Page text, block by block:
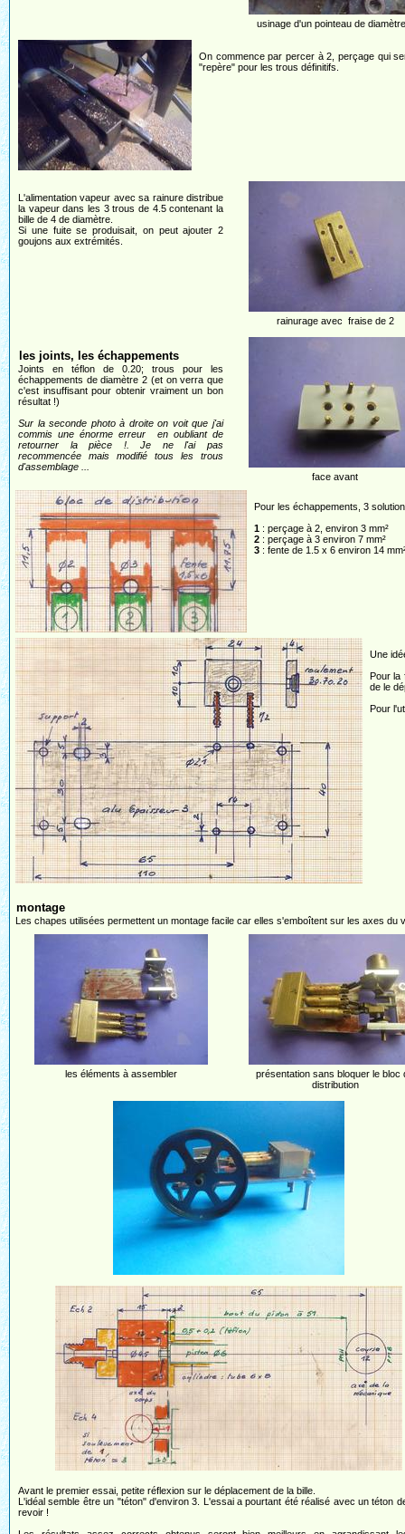
usinage d'un pointeau de
On commence par percer à 2, perçage qui
"repère" pour les trous définitifs.
L'alimentation vapeur avec sa rainure distribue
la vapeur dans les 3 trous de 4.5 contenant la
bille de 4 de diamètre.
Si une fuite se produisait, on peut ajouter 2
goujons aux extrémités.
rainurage avec fraise de 2
les joints, les échappements
Joints en téflon de 0.20; trous pour les
échappements de diamètre 2 (et on verra que
c'est insuffisant pour obtenir vraiment un bon
résultat !)
Sur la seconde photo à droite on voit que j'ai
commis une énorme erreur en oubliant de
retourner la pièce !. Je ne l'ai pas
recommencée mais modifié tous les trous
d'assemblage ...
face avant
Pour les échappements, 3
1 : perçage à 2, environ 3 mm²
2 : perçage à 3 environ 7 mm²
3 : fente de 1.5 x 6 environ 14
Une
Pour
de le
Pour
montage
Les chapes utilisées permettent un montage facile car elles s'emboîtent sur les axes du
les éléments à assembler
présentation sans bloquer le bloc
distribution
Avant le premier essai, petite réflexion sur le déplacement de la bille.
L'idéal semble être un "téton" d'environ 3. L'essai a pourtant été réalisé avec un téton
revoir !